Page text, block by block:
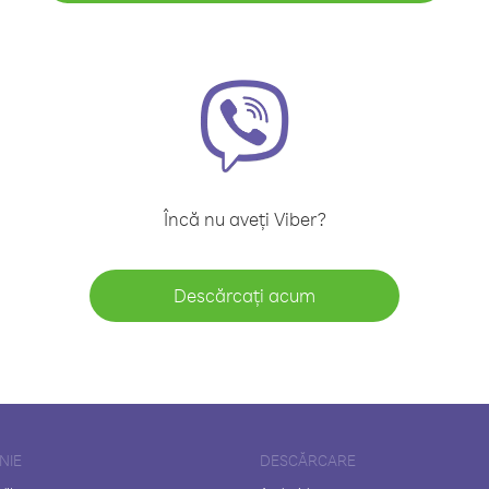
Încă nu aveți Viber?
Descărcați acum
DESCĂRCARE